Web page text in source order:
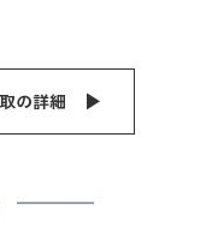
の詳細